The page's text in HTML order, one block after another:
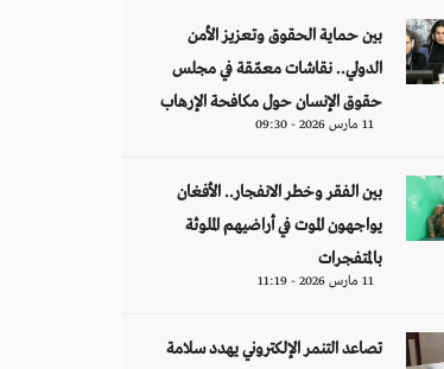
بين حماية الحقوق وتعزيز الأمن
الدولي.. نقاشات معمّقة في مجلس
حقوق الإنسان حول مكافحة الإرهاب
11 مارس 2026 - 09:30
بين الفقر وخطر الانفجار.. الأفغان
يواجهون الموت في أراضيهم الملوثة
بالمتفجرات
11 مارس 2026 - 11:19
تصاعد التنمر الإلكتروني يهدد سلامة